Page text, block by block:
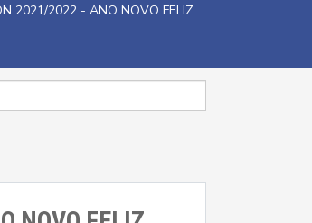
2021/2022 - ANO NOVO FELIZ